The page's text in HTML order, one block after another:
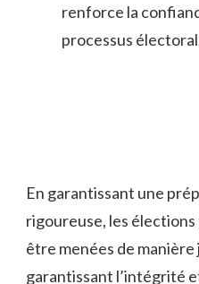
renforce la
processus
En garantissant une
rigoureuse, les
être menées de
garantissant ⁢l’intégrité